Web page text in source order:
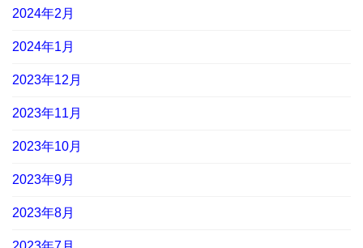
2024年2月
2024年1月
2023年12月
2023年11月
2023年10月
2023年9月
2023年8月